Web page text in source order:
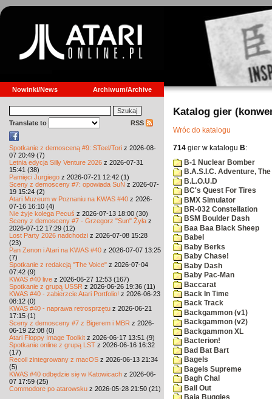
Nowinki/News Archiwum/Archive
Translate to RSS
Spotkanie z demosceną #9: STeel/Tori z 2026-08-
07 20:49 (7)
Letnia edycja Silly Venture 2026 z 2026-07-31
15:41 (38)
Pamięci Jurgiego z 2026-07-21 12:42 (1)
Sceny z demosceny #7: opowiada SuN z 2026-07-
19 15:24 (2)
Atari Muzeum w Poznaniu na KWAS #40 z 2026-
07-16 16:10 (4)
Nie żyje kolega Pecuś z 2026-07-13 18:00 (30)
Sceny z demosceny #7 - Grzegorz "Sun" Żyła z
2026-07-12 17:29 (12)
Lost Party 2026 nadchodzi z 2026-07-08 15:28
(23)
Pan Zenon i Atari na KWAS #40 z 2026-07-07 13:25
(7)
Spotkanie z redakcją "The Voice" z 2026-07-04
07:42 (9)
KWAS #40 live z 2026-06-27 12:53 (167)
Spotkanie z grupą USSR z 2026-06-26 19:36 (11)
KWAS #40 - zabierzcie Atari Portfolio! z 2026-06-23
08:12 (0)
KWAS #40 - naprawa retrosprzętu z 2026-06-21
17:15 (1)
Sceny z demosceny #7 z Bigerem i MBR z 2026-
06-19 22:08 (0)
Atari Floppy Image Toolkit z 2026-06-17 13:51 (9)
Spotkanie online z grupą LST z 2026-06-16 16:32
(17)
Recoil zintegrowany z macOS z 2026-06-13 21:34
(5)
KWAS #40 odbędzie się w Katowicach z 2026-06-
07 17:59 (25)
Commodore po atarowsku z 2026-05-28 21:50 (21)
Katalog gier
Wróc do katalogu
714 gier w katalogu B:
B-1 Nuclear Bomber
B.A.S.I.C. Adventure, The
B.L.O.U.D
BC's Quest For Tires
BMX Simulator
BR-032 Constellation
BSM Boulder Dash
Baa Baa Black Sheep
Babel
Baby Berks
Baby Chase!
Baby Dash
Baby Pac-Man
Baccarat
Back In Time
Back Track
Backgammon (v1)
Backgammon (v2)
Backgammon XL
Bacterion!
Bad Bat Bart
Bagels
Bagels Supreme
Bagh Chal
Bail Out
Baja Buggies